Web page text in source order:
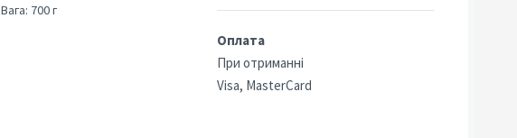
Вага: 700 г
Оплата
При отриманні
Visa, MasterCard